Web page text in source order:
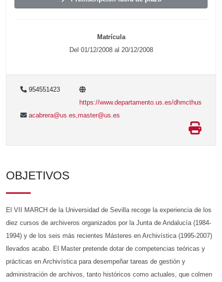
Matrícula
Del 01/12/2008 al 20/12/2008
954551423
https://www.departamento.us.es/dhmcthus
acabrera@us.es,master@us.es
OBJETIVOS
El VII MARCH de la Universidad de Sevilla recoge la experiencia de los
diez cursos de archiveros organizados por la Junta de Andalucía (1984-
1994) y de los seis más recientes Másteres en Archivística (1995-2007)
llevados acabo. El Master pretende dotar de competencias teóricas y
prácticas en Archivística para desempeñar tareas de gestión y
administración de archivos, tanto históricos como actuales, que colmen